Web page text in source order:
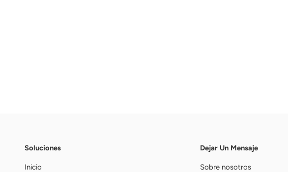
Soluciones
Inicio
Dejar Un Mensaje
Sobre nosotros